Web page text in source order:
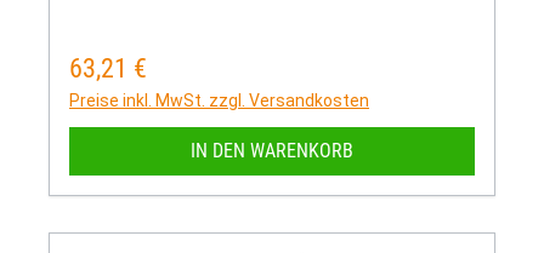
Regulärer Preis:
63,21 €
Preise inkl. MwSt. zzgl. Versandkosten
IN DEN WARENKORB